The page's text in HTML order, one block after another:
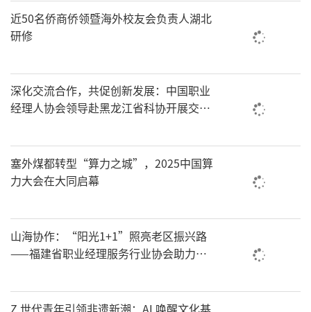
近50名侨商侨领暨海外校友会负责人湖北
研修
深化交流合作，共促创新发展：中国职业
经理人协会领导赴黑龙江省科协开展交流
塞外煤都转型“算力之城”，2025中国算
力大会在大同启幕
山海协作：“阳光1+1”照亮老区振兴路
——福建省职业经理服务行业协会助力乡
Z 世代青年引领非遗新潮：AI 唤醒文化基